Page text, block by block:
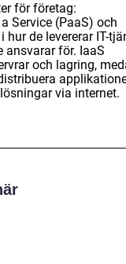
för företag:
Service (PaaS) och
de levererar IT-
ansvarar för. IaaS
och lagring,
via internet.